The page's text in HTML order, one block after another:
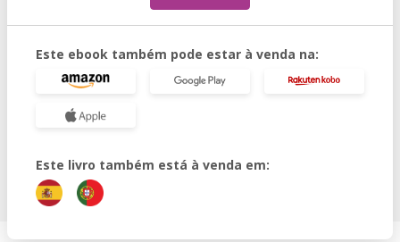
Este ebook também pode estar à venda na:
Este livro também está à venda em: